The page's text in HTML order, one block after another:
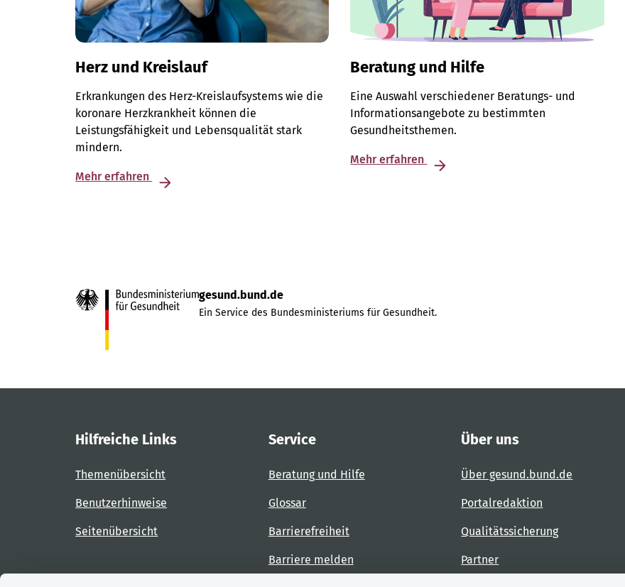
Herz und Kreislauf
Erkrankungen des Herz-Kreislaufsystems wie die
koronare Herzkrankheit können die
Leistungsfähigkeit und Lebensqualität stark
mindern.
Mehr erfahren
Beratung und Hilfe
Eine Auswahl verschiedener Beratungs- und
Informationsangebote zu bestimmten
Gesundheitsthemen.
Mehr erfahren
gesund.bund.de
Ein Service des Bundesministeriums für Gesundheit.
Hilfreiche Links
Themenübersicht
Benutzerhinweise
Seitenübersicht
Service
Beratung und Hilfe
Glossar
Barrierefreiheit
Barriere melden
Über uns
Über gesund.bund.de
Portalredaktion
Qualitätssicherung
Partner